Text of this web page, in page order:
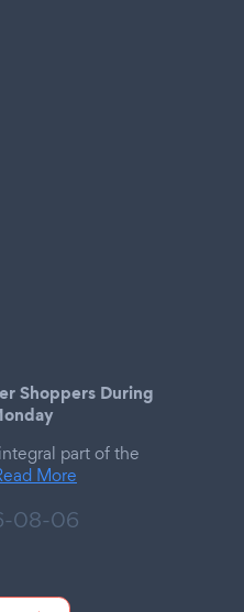
Shoppers During
part of the
More
08-06